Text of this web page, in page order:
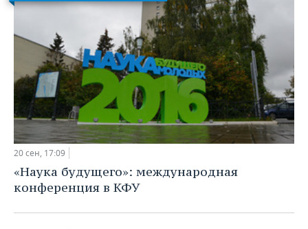
20 сен, 17:09
«Наука будущего»: международная
конференция в КФУ